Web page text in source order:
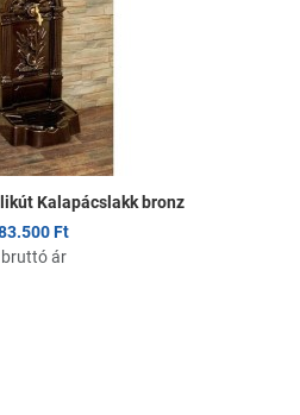
Kalapácslakk bronz
Ft
bruttó ár